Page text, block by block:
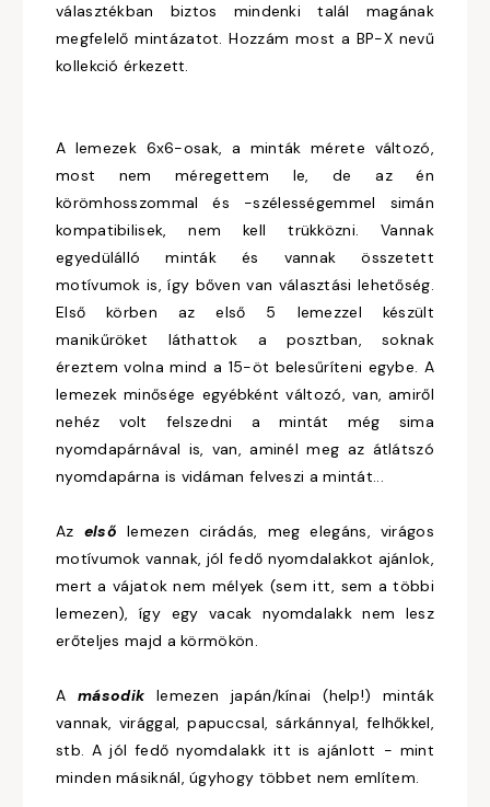
választékban biztos mindenki talál magának
megfelelő mintázatot. Hozzám most a BP-X nevű
kollekció érkezett.
A lemezek 6x6-osak, a minták mérete változó,
most nem méregettem le, de az én
körömhosszommal és -szélességemmel simán
kompatibilisek, nem kell trükközni. Vannak
egyedülálló minták és vannak összetett
motívumok is, így bőven van választási lehetőség.
Első körben az első 5 lemezzel készült
manikűröket láthattok a posztban, soknak
éreztem volna mind a 15-öt belesűríteni egybe. A
lemezek minősége egyébként változó, van, amiről
nehéz volt felszedni a mintát még sima
nyomdapárnával is, van, aminél meg az átlátszó
nyomdapárna is vidáman felveszi a mintát...
Az első lemezen cirádás, meg elegáns, virágos
motívumok vannak, jól fedő nyomdalakkot ajánlok,
mert a vájatok nem mélyek (sem itt, sem a többi
lemezen), így egy vacak nyomdalakk nem lesz
erőteljes majd a körmökön.
Amásodik lemezen japán/kínai (help!) minták
vannak, virággal, papuccsal, sárkánnyal, felhőkkel,
stb. A jól fedő nyomdalakk itt is ajánlott - mint
minden másiknál, úgyhogy többet nem említem.